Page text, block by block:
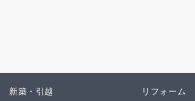
新築・引越 リフォーム